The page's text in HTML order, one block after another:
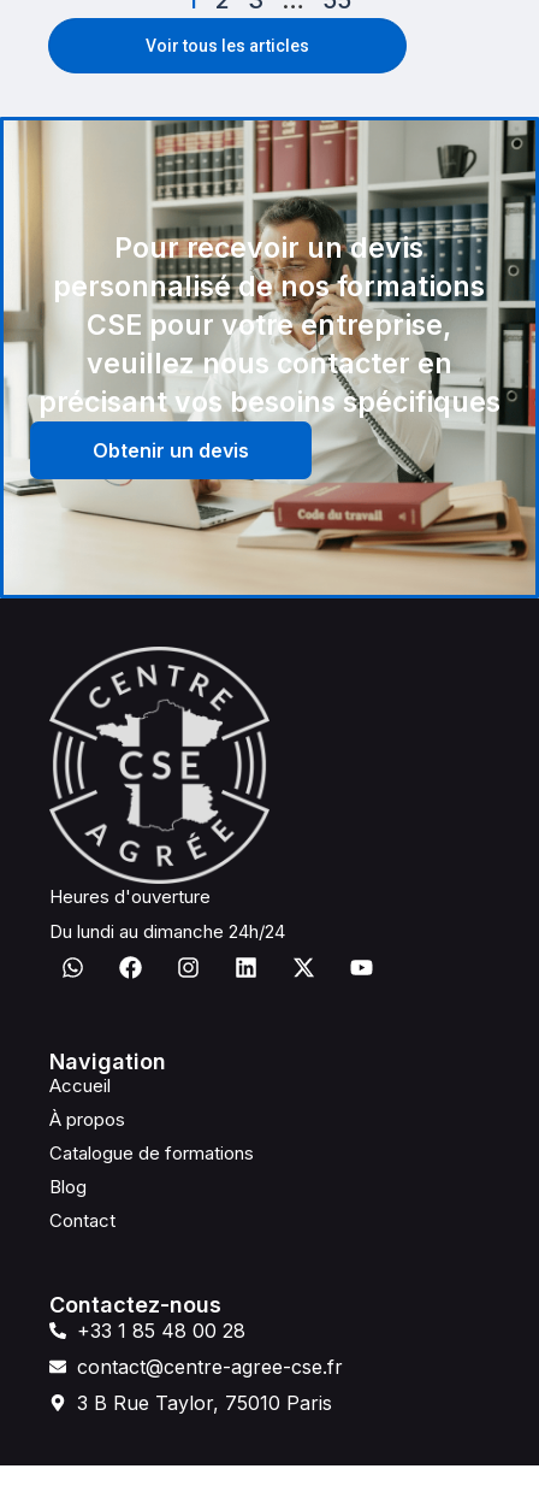
Voir tous les articles
Pour recevoir un devis
personnalisé de nos formations
CSE pour votre entreprise,
veuillez nous contacter en
précisant vos besoins spécifiques
Obtenir un devis
Heures d'ouverture
Du lundi au dimanche 24h/24
Navigation
Accueil
À propos
Catalogue de formations
Blog
Contact
Contactez-nous
+33 1 85 48 00 28
contact@centre-agree-cse.fr
3 B Rue Taylor, 75010 Paris